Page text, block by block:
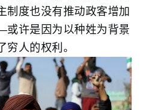
制度也没有推动政客增加
许是因为以种姓为背景
穷人的权利。